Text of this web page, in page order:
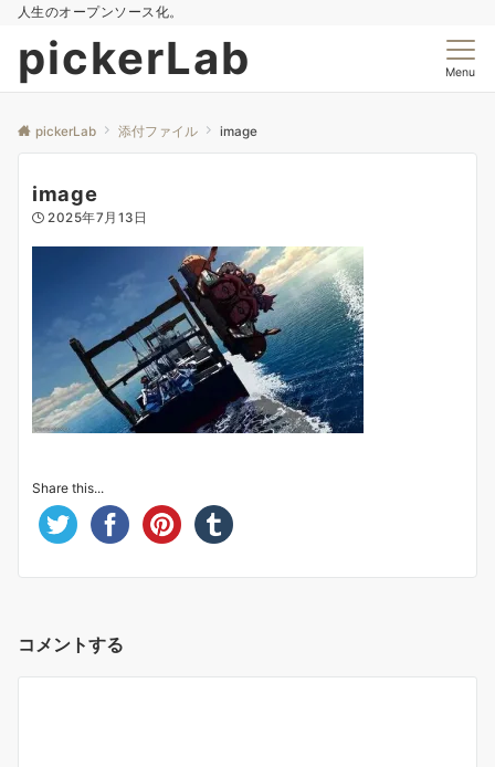
人生のオープンソース化。
pickerLab Menu
pickerLab 添付ファイル image
image
2025年7月13日
Share this...
コメントする